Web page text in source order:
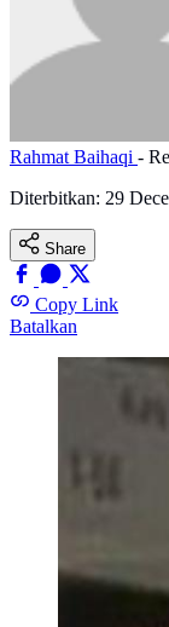
Rahmat Baihaqi -
Diterbitkan: 29
Share
Copy Link
Batalkan